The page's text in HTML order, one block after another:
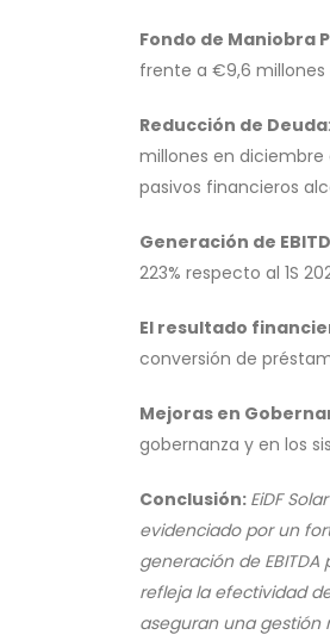
Fondo de Maniobra
frente a €9,6 millones
Reducción de Deuda
millones en diciembre
pasivos financieros
Generación de
223% respecto al 1S
El resultado
conversión de
Mejoras en
gobernanza y en los
Conclusión: EiDF
evidenciado por un
generación de
refleja la efectividad
aseguran una gestión